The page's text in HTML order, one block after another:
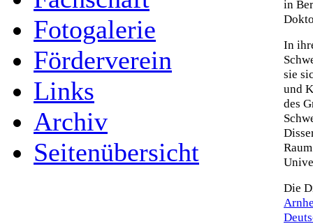
Fotogalerie
Förderverein
Links
Archiv
Seitenübersicht
in
In
sie
und
des
Die